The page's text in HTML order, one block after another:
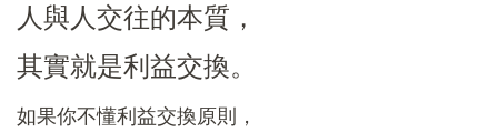
人與人交往的本質，
其實就是利益交換。
如果你不懂利益交換原則，